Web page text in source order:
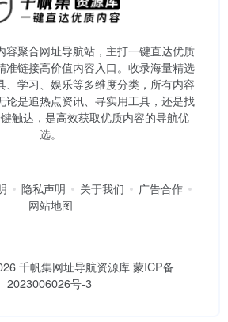
容聚合网址导航站，主打一键直达优质
准链接高价值内容入口。​收录海量精选
、学习、娱乐等多维度分类，所有内容
论是追热点资讯、寻实用工具，还是找
触达，是高效获取优质内容的导航优
选。
隐私声明 关于我们
广告合作
网站地图
千帆集网址导航资源库蒙ICP备
2023006026号-3